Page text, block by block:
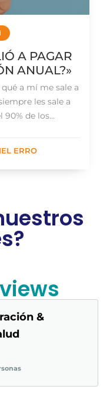
A PAGAR
ANUAL?»
a mí me sale a
les sale a
90% de los...
ERRO
&